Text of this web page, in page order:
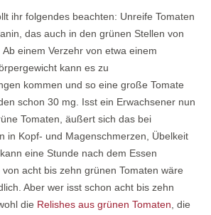
ihr folgendes beachten: Unreife Tomaten
das auch in den grünen Stellen von
einem Verzehr von etwa einem
kann es zu
kommen und so eine große Tomate
schon 30 mg. Isst ein Erwachsener nun
Tomaten, äußert sich das bei
in Kopf- und Magenschmerzen, Übelkeit
eine Stunde nach dem Essen
acht bis zehn grünen Tomaten wäre
Aber wer isst schon acht bis zehn
die Relishes aus grünen Tomaten , die